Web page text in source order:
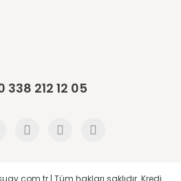
338 212 12 05
| Tüm hakları saklıdır. Kredi